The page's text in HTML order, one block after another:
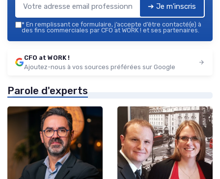
➔ Je m'inscris
* En remplissant ce formulaire, j’accepte d’être contacté(e) à
des fins commerciales par CFO at WORK ! et ses partenaires.
CFO at WORK !
Ajoutez-nous à vos sources préférées sur Google
Parole d'experts